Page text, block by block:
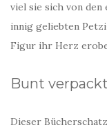
viel sie sich von den
innig geliebten
Figur ihr Herz
Bunt
Dieser